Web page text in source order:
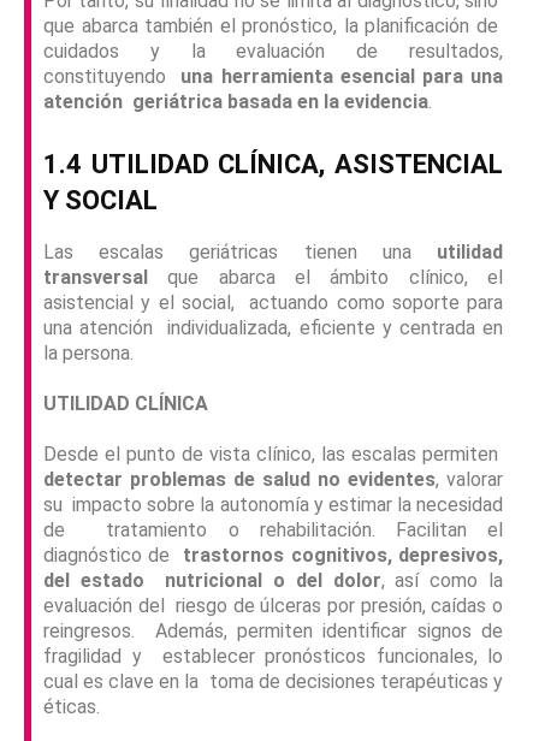
que abarca también el pronóstico, la planificación de
cuidados y la evaluación de resultados,
constituyendo una herramienta esencial para una
atención geriátrica basada en la evidencia.
1.4 UTILIDAD CLÍNICA, ASISTENCIAL
Y SOCIAL
Las escalas geriátricas tienen una utilidad
transversalque abarca el ámbito clínico, el
asistencial y el social, actuando como soporte para
una atención individualizada, eficiente y centrada en
la persona.
UTILIDAD CLÍNICA
Desde el punto de vista clínico, las escalas permiten
detectar problemas de salud no evidentes, valorar
su impacto sobre la autonomía y estimar la necesidad
de tratamiento o rehabilitación. Facilitan el
diagnóstico de trastornos cognitivos, depresivos,
del estado nutricional o del dolor, así como la
evaluación del riesgo de úlceras por presión, caídas o
reingresos. Además, permiten identificar signos de
fragilidad y establecer pronósticos funcionales, lo
cual es clave en la toma de decisiones terapéuticas y
éticas.